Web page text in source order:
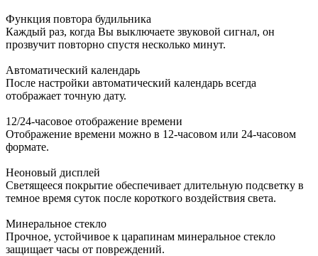
Функция повтора будильника
Каждый раз, когда Вы выключаете звуковой сигнал, он
прозвучит повторно спустя несколько минут.
Автоматический календарь
После настройки автоматический календарь всегда
отображает точную дату.
12/24-часовое отображение времени
Отображение времени можно в 12-часовом или 24-часовом
формате.
Неоновый дисплей
Светящееся покрытие обеспечивает длительную подсветку в
темное время суток после короткого воздействия света.
Минеральное стекло
Прочное, устойчивое к царапинам минеральное стекло
защищает часы от повреждений.